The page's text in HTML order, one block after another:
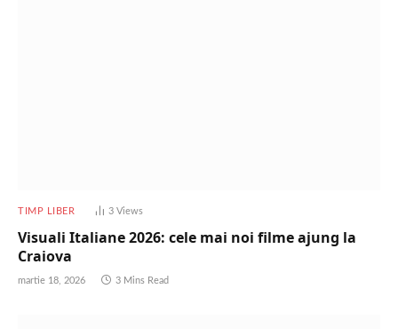
TIMP LIBER 3 Views
Visuali Italiane 2026: cele mai noi filme ajung la
Craiova
martie 18, 2026 3 Mins Read